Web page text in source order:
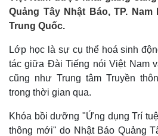
Quảng Tây Nhật Báo, TP. Nam
Trung Quốc.
Lớp học là sự cụ thể hoá sinh
tác giữa Đài Tiếng nói Việt Nam
cũng như Trung tâm Truyền
trong thời gian qua.
Khóa bồi dưỡng "Ứng dụng Trí
thông mới" do Nhật Báo Quảng